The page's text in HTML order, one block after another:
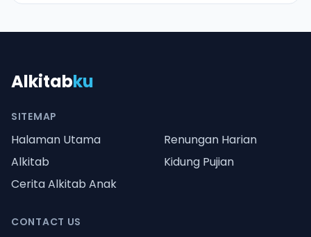
Alkitabku
SITEMAP
Halaman Utama
Renungan Harian
Alkitab
Kidung Pujian
Cerita Alkitab Anak
CONTACT US